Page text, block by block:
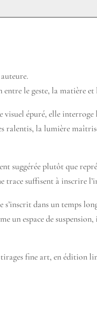
le geste, la matière et
visuel épuré, elle
ralentis, la lumière
suggérée plutôt que
trace suffisent à inscrire
dans un temps
un espace de
fine art, en édition